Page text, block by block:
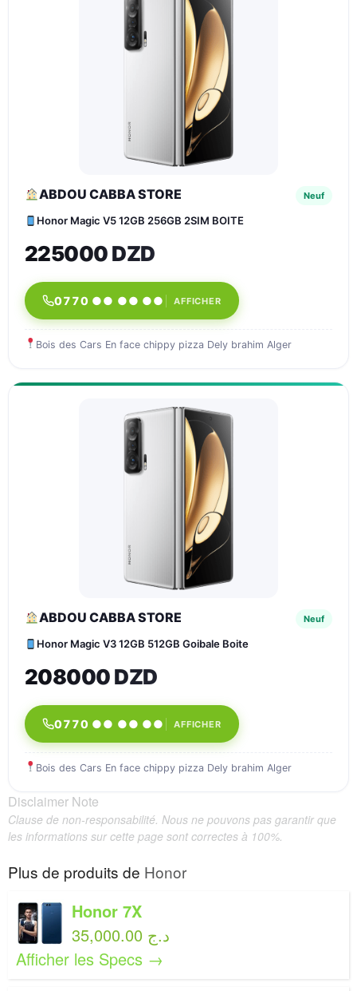
ABDOU CABBA STORE Neuf
Honor Magic V5 12GB 256GB 2SIM BOITE
225000 DZD
0770 ●● ●● ●● AFFICHER
Bois des Cars En face chippy pizza Dely brahim Alger
ABDOU CABBA STORE Neuf
Honor Magic V3 12GB 512GB Goibale Boite
208000 DZD
0770 ●● ●● ●● AFFICHER
Bois des Cars En face chippy pizza Dely brahim Alger
Disclaimer Note
Clause de non-responsabilité. Nous ne pouvons pas garantir que
les informations sur cette page sont correctes à 100%.
Plus de produits de Honor
Honor 7X
35,000.00 د.ج
Afficher les Specs →